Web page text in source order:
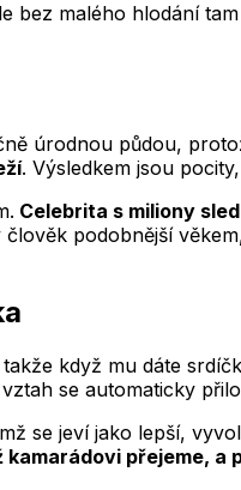
bez malého hlodání
úrodnou půdou,
. Výsledkem jsou
Celebrita s miliony
podobnější
když mu dáte
se automaticky
se jeví jako lepší,
přejeme, a